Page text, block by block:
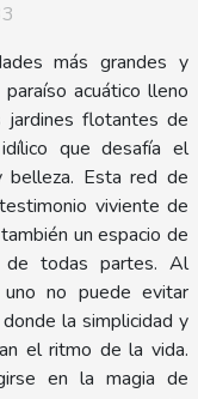
más grandes y
acuático lleno
jardines flotantes de
que desafía el
belleza. Esta red de
viviente de
un espacio de
de todas partes. Al
no puede evitar
la simplicidad y
el ritmo de la vida.
en la magia de